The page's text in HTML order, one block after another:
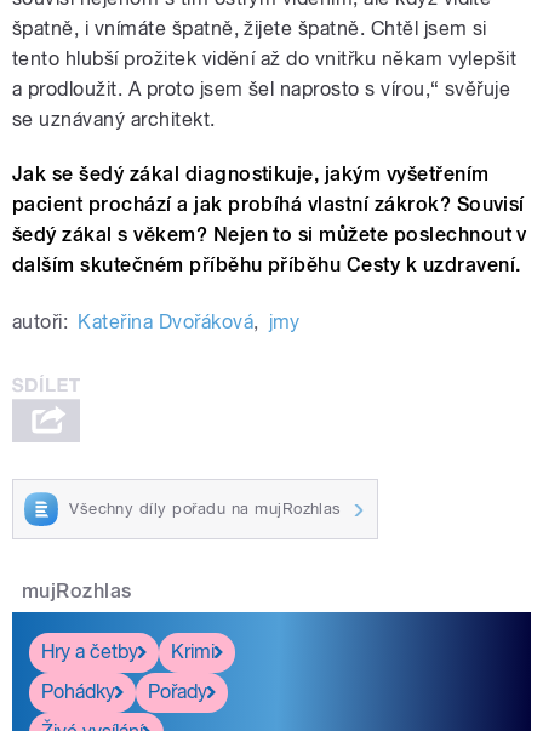
špatně, i vnímáte špatně, žijete špatně. Chtěl jsem si
tento hlubší prožitek vidění až do vnitřku někam vylepšit
a prodloužit. A proto jsem šel naprosto s vírou,“ svěřuje
se uznávaný architekt.
Jak se šedý zákal diagnostikuje, jakým vyšetřením
pacient prochází a jak probíhá vlastní zákrok? Souvisí
šedý zákal s věkem? Nejen to si můžete poslechnout v
dalším skutečném příběhu příběhu Cesty k uzdravení.
autoři: Kateřina Dvořáková, jmy
Všechny díly pořadu na mujRozhlas
mujRozhlas
Hry a četby
Krimi
Pohádky
Pořady